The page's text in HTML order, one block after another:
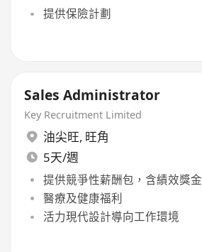
提供保險計劃
Sales Administrator
Key Recruitment Limited
油尖旺, 旺角
5天/週
提供競爭性薪酬包，含績效獎金
醫療及健康福利
活力現代設計導向工作環境